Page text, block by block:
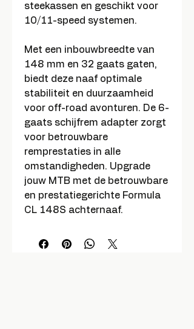
steekassen en geschikt voor
10/11-speed systemen.
Met een inbouwbreedte van
148 mm en 32 gaats gaten,
biedt deze naaf optimale
stabiliteit en duurzaamheid
voor off-road avonturen. De 6-
gaats schijfrem adapter zorgt
voor betrouwbare
remprestaties in alle
omstandigheden. Upgrade
jouw MTB met de betrouwbare
en prestatiegerichte Formula
CL 148S achternaaf.